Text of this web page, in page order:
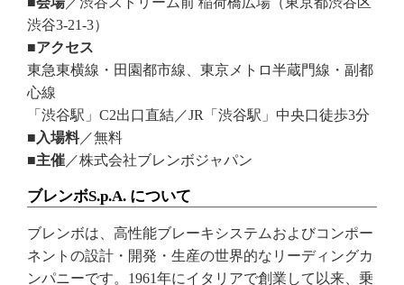
渋谷3-21-3）
■アクセス
東急東横線・田園都市線、東京メトロ半蔵門線・副都
心線
「渋谷駅」C2出口直結／JR「渋谷駅」中央口徒歩3分
■入場料／無料
■主催 ／株式会社ブレンボジャパン
ブレンボS.p.A. について
ブレンボは、高性能ブレーキシステムおよびコンポー
ネントの設計・開発・生産の世界的なリーディングカ
ンパニーです。1961年にイタリアで創業して以来、乗